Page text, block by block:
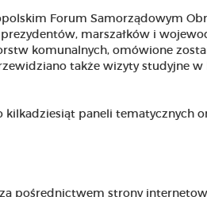
Forum Samorządowym
marszałków i
komunalnych, omówione
także wizyty studyjne
kilkadziesiąt paneli tematycznych
pośrednictwem strony